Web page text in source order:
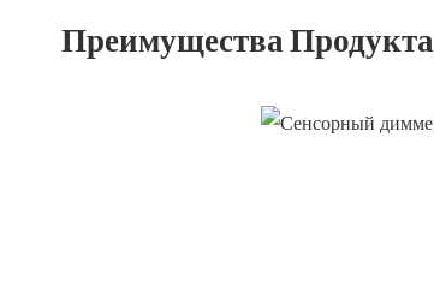
Преимущества Продукта